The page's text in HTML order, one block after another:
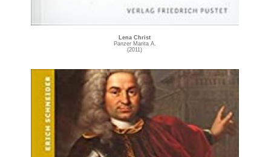
Lena Christ
Panzer Marita A.
(2011)